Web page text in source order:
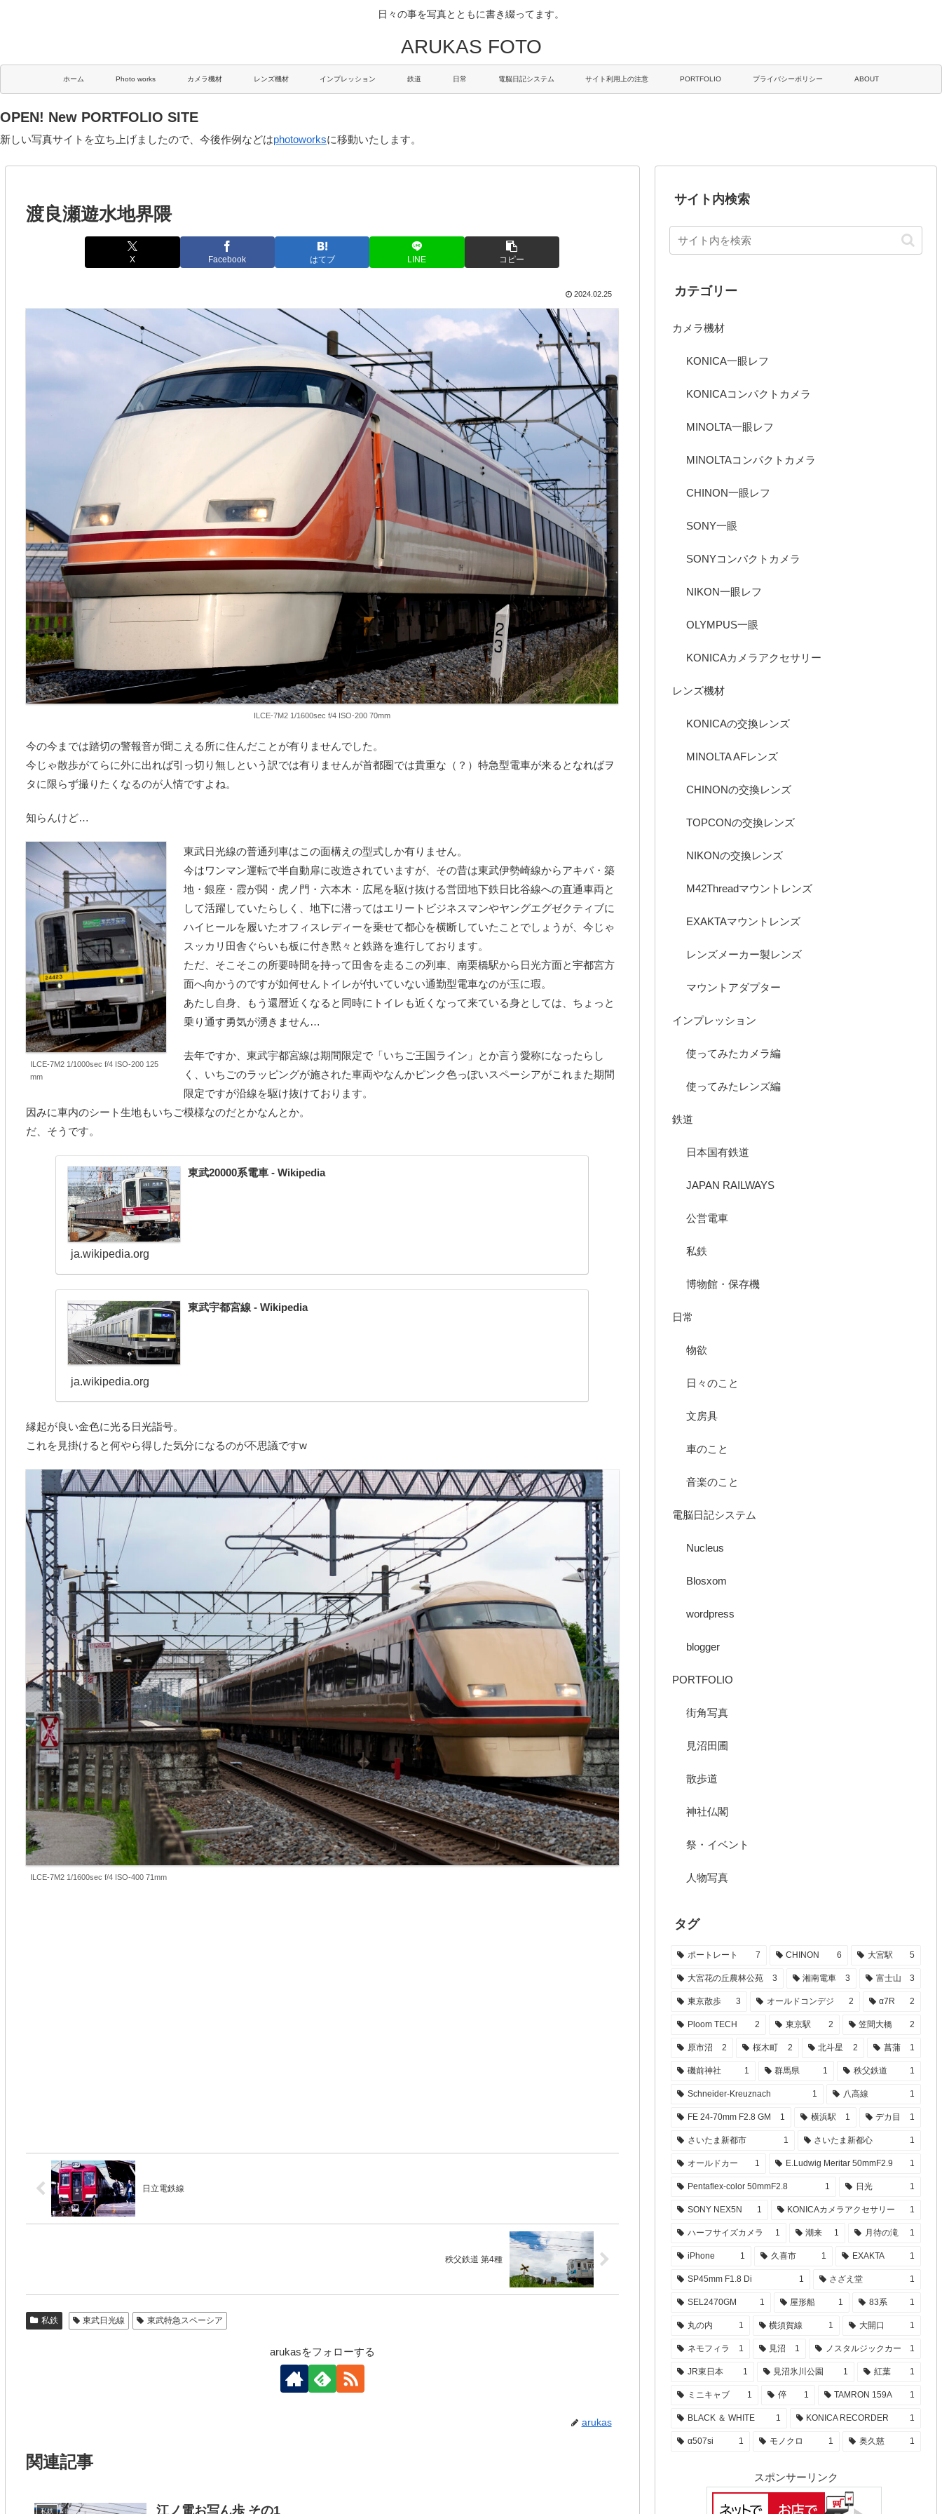
日々の事を写真とともに書き綴ってます。
ARUKAS FOTO
ホーム Photo works カメラ機材 レンズ機材 インプレッション 鉄道 日常 電脳日記システム サイト利用上の注意 PORTFOLIO プライバシーポリシー ABOUT
OPEN! New PORTFOLIO SITE
新しい写真サイトを立ち上げましたので、今後作例などはphotoworksに移動いたします。
渡良瀬遊水地界隈
X Facebook はてブ LINE コピー
2024.02.25
ILCE-7M2 1/1600sec f/4 ISO-200 70mm
今の今までは踏切の警報音が聞こえる所に住んだことが有りませんでした。
今じゃ散歩がてらに外に出れば引っ切り無しという訳では有りませんが首都圏では貴重な（？）特急型電車が来るとなればヲ
タに限らず撮りたくなるのが人情ですよね。
知らんけど…
ILCE-7M2 1/1000sec f/4 ISO-200 125
mm
東武日光線の普通列車はこの面構えの型式しか有りません。
今はワンマン運転で半自動扉に改造されていますが、その昔は東武伊勢崎線からアキバ・築
地・銀座・霞が関・虎ノ門・六本木・広尾を駆け抜ける営団地下鉄日比谷線への直通車両と
して活躍していたらしく、地下に潜ってはエリートビジネスマンやヤングエグゼクティブに
ハイヒールを履いたオフィスレディーを乗せて都心を横断していたことでしょうが、今じゃ
スッカリ田舎ぐらいも板に付き黙々と鉄路を進行しております。
ただ、そこそこの所要時間を持って田舎を走るこの列車、南栗橋駅から日光方面と宇都宮方
面へ向かうのですが如何せんトイレが付いていない通勤型電車なのが玉に瑕。
あたし自身、もう還暦近くなると同時にトイレも近くなって来ている身としては、ちょっと
乗り通す勇気が湧きません…
去年ですか、東武宇都宮線は期間限定で「いちご王国ライン」とか言う愛称になったらし
く、いちごのラッピングが施された車両やなんかピンク色っぽいスペーシアがこれまた期間
限定ですが沿線を駆け抜けております。
因みに車内のシート生地もいちご模様なのだとかなんとか。
だ、そうです。
東武20000系電車 - Wikipedia
ja.wikipedia.org
東武宇都宮線 - Wikipedia
ja.wikipedia.org
縁起が良い金色に光る日光詣号。
これを見掛けると何やら得した気分になるのが不思議ですw
ILCE-7M2 1/1600sec f/4 ISO-400 71mm
日立電鉄線
秩父鉄道 第4種
私鉄 東武日光線 東武特急スペーシア
arukasをフォローする
arukas
関連記事
私鉄 江ノ電お写ん歩 その1
サイト内検索
カテゴリー
カメラ機材
KONICA一眼レフ
KONICAコンパクトカメラ
MINOLTA一眼レフ
MINOLTAコンパクトカメラ
CHINON一眼レフ
SONY一眼
SONYコンパクトカメラ
NIKON一眼レフ
OLYMPUS一眼
KONICAカメラアクセサリー
レンズ機材
KONICAの交換レンズ
MINOLTA AFレンズ
CHINONの交換レンズ
TOPCONの交換レンズ
NIKONの交換レンズ
M42Threadマウントレンズ
EXAKTAマウントレンズ
レンズメーカー製レンズ
マウントアダプター
インプレッション
使ってみたカメラ編
使ってみたレンズ編
鉄道
日本国有鉄道
JAPAN RAILWAYS
公営電車
私鉄
博物館・保存機
日常
物欲
日々のこと
文房具
車のこと
音楽のこと
電脳日記システム
Nucleus
Blosxom
wordpress
blogger
PORTFOLIO
街角写真
見沼田圃
散歩道
神社仏閣
祭・イベント
人物写真
タグ
ポートレート 7 CHINON 6 大宮駅 5
大宮花の丘農林公苑 3 湘南電車 3 富士山 3
東京散歩 3 オールドコンデジ 2 α7R 2
Ploom TECH 2 東京駅 2 笠間大橋 2
原市沼 2 桜木町 2 北斗星 2 菖蒲 1
磯前神社 1 群馬県 1 秩父鉄道 1
Schneider-Kreuznach 1 八高線 1
FE 24-70mm F2.8 GM 1 横浜駅 1 デカ目 1
さいたま新都市 1 さいたま新都心 1
オールドカー 1 E.Ludwig Meritar 50mmF2.9 1
Pentaflex-color 50mmF2.8 1 日光 1
SONY NEX5N 1 KONICAカメラアクセサリー 1
ハーフサイズカメラ 1 潮来 1 月待の滝 1
iPhone 1 久喜市 1 EXAKTA 1
SP45mm F1.8 Di 1 さざえ堂 1
SEL2470GM 1 屋形船 1 83系 1
丸の内 1 横須賀線 1 大開口 1
ネモフィラ 1 見沼 1 ノスタルジックカー 1
JR東日本 1 見沼氷川公園 1 紅葉 1
ミニキャブ 1 倅 1 TAMRON 159A 1
BLACK ＆ WHITE 1 KONICA RECORDER 1
α507si 1 モノクロ 1 奥久慈 1
スポンサーリンク